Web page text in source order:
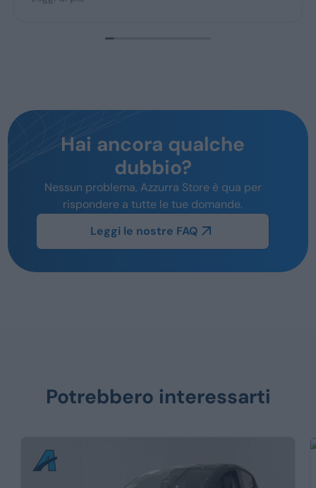
Hai ancora qualche
dubbio?
Nessun problema, Azzurra Store è qua per
rispondere a tutte le tue domande.
Leggi le nostre FAQ
Potrebbero interessarti